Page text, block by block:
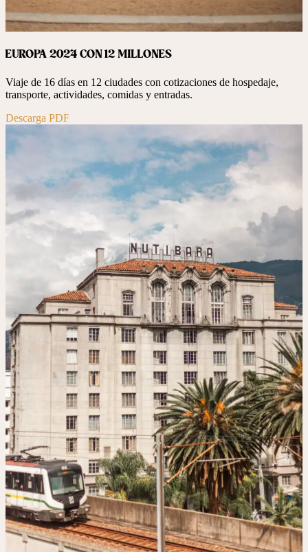
EUROPA 2024 CON 12 MILLONES
Viaje de 16 días en 12 ciudades con cotizaciones de hospedaje,
transporte, actividades, comidas y entradas.
Descarga PDF